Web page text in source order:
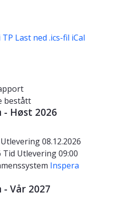
Last ned .ics-fil iCal
bestått
Høst 2026
Utlevering 08.12.2026
Tid Utlevering 09:00
Inspera
Vår 2027